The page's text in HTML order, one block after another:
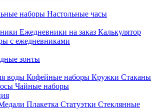
наборы Настольные часы
Ежедневники на заказ Калькулятор
с ежедневниками
зонты
воды Кофейные наборы Кружки Стаканы
Чайные наборы
Плакетка Статуэтки Стеклянные